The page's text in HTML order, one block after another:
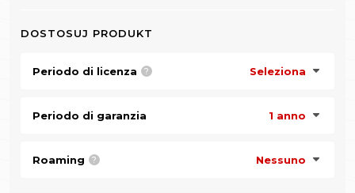
DOSTOSUJ PRODUKT
Periodo di licenza ? Seleziona
Periodo di garanzia 1 anno
Roaming ? Nessuno